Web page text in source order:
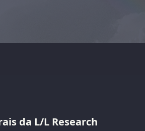
da L/L Research